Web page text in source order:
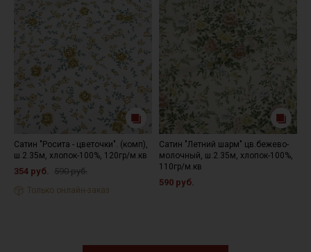
Сатин "Росита - цветочки". (комп),
ш.2.35м, хлопок-100%, 120гр/м.кв
354 руб. 590 руб.
Только онлайн-заказ
Сатин "Летний шарм" цв.бежево-
молочный, ш.2.35м, хлопок-100%,
110гр/м.кв
590 руб.